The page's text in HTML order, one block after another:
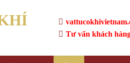
Tư vấn khách